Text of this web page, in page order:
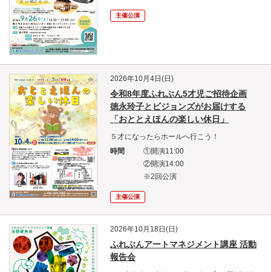
主催公演
2026年10月4日(日)
令和8年度ふれぶん5才児ご招待企画
徳永玲子とビジョンズがお届けする
「おととえほんの楽しい休日」
５才になったらホールへ行こう！
時間
①開演11:00
②開演14:00
※2回公演
主催公演
2026年10月18日(日)
ふれぶんアートマネジメント講座 活動
報告会